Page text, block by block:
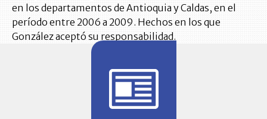
en los departamentos de Antioquia y Caldas, en el
período entre 2006 a 2009. Hechos en los que
González aceptó su responsabilidad.